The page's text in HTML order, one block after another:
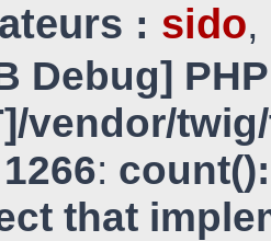
: sido,
Debug]
vendor/
1266:
that